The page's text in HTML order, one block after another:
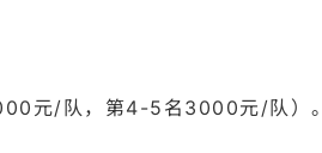
元/队，第4-5名3000元/队）。